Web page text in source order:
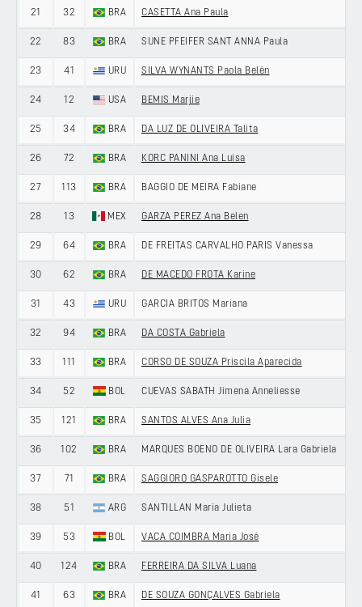
21 32 BRA CASETTA Ana Paula
22 83 BRA SUNE PFEIFER SANT ANNA Paula
23 41 URU SILVA WYNANTS Paola Belén
24 12 USA BEMIS Marjie
25 34 BRA DA LUZ DE OLIVEIRA Talita
26 72 BRA KORC PANINI Ana Luisa
27 113 BRA BAGGIO DE MEIRA Fabiane
28 13 MEX GARZA PEREZ Ana Belen
29 64 BRA DE FREITAS CARVALHO PARIS Vanessa
30 62 BRA DE MACEDO FROTA Karine
31 43 URU GARCIA BRITOS Mariana
32 94 BRA DA COSTA Gabriela
33 111 BRA CORSO DE SOUZA Priscila Aparecida
34 52 BOL CUEVAS SABATH Jimena Anneliesse
35 121 BRA SANTOS ALVES Ana Julia
36 102 BRA MARQUES BOENO DE OLIVEIRA Lara Gabriela
37 71 BRA SAGGIORO GASPAROTTO Gisele
38 51 ARG SANTILLAN Maria Julieta
39 53 BOL VACA COIMBRA Maria José
40 124 BRA FERREIRA DA SILVA Luana
41 63 BRA DE SOUZA GONÇALVES Gabriela